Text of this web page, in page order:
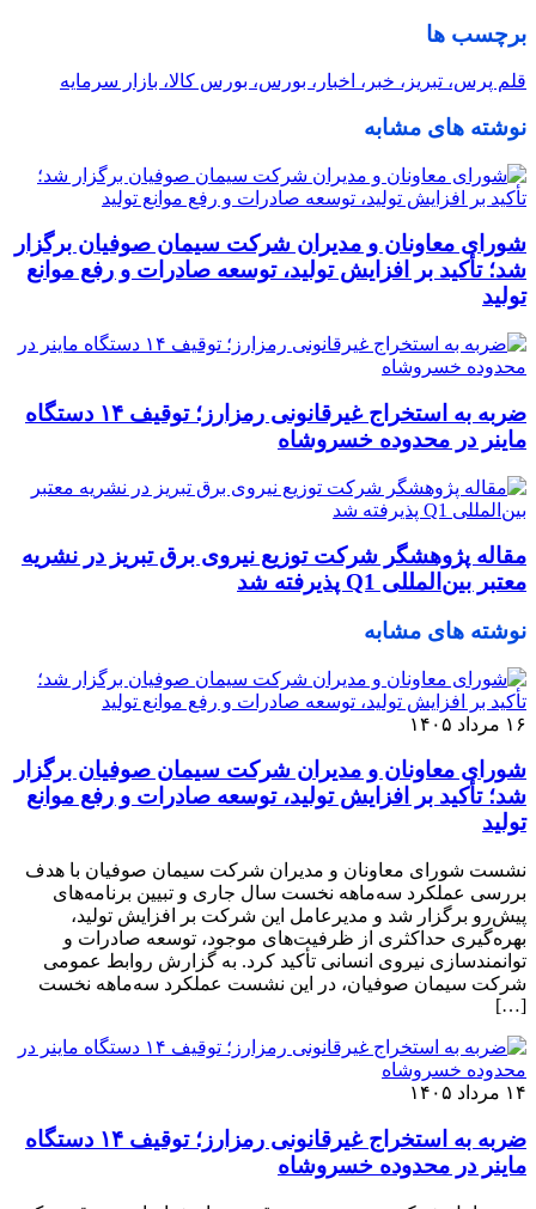
برچسب ها
قلم پرس، تبریز، خبر، اخبار، بورس، بورس كالا، بازار سرمایه
نوشته های مشابه
شورای معاونان و مدیران شرکت سیمان صوفیان برگزار
شد؛ تأکید بر افزایش تولید، توسعه صادرات و رفع موانع
تولید
ضربه به استخراج غیرقانونی رمزارز؛ توقیف ۱۴ دستگاه
ماینر در محدوده خسروشاه
مقاله پژوهشگر شرکت توزیع نیروی برق تبریز در نشریه
معتبر بین‌المللی Q1 پذیرفته شد
نوشته های مشابه
۱۶ مرداد ۱۴۰۵
شورای معاونان و مدیران شرکت سیمان صوفیان برگزار
شد؛ تأکید بر افزایش تولید، توسعه صادرات و رفع موانع
تولید
نشست شورای معاونان و مدیران شرکت سیمان صوفیان با هدف
بررسی عملکرد سه‌ماهه نخست سال جاری و تبیین برنامه‌های
پیش‌رو برگزار شد و مدیرعامل این شرکت بر افزایش تولید،
بهره‌گیری حداکثری از ظرفیت‌های موجود، توسعه صادرات و
توانمندسازی نیروی انسانی تأکید کرد. به گزارش روابط عمومی
شرکت سیمان صوفیان، در این نشست عملکرد سه‌ماهه نخست
[…]
۱۴ مرداد ۱۴۰۵
ضربه به استخراج غیرقانونی رمزارز؛ توقیف ۱۴ دستگاه
ماینر در محدوده خسروشاه